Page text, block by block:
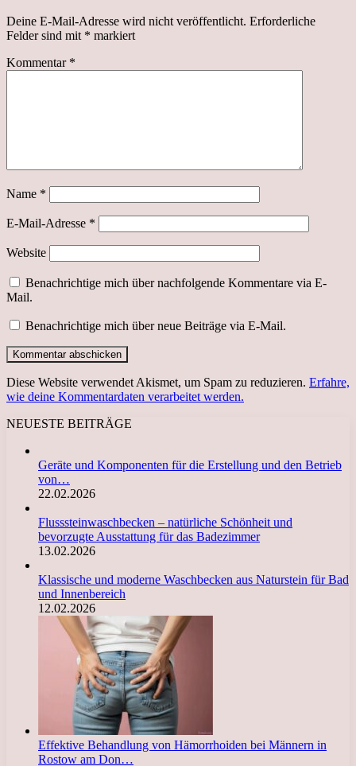
Deine E-Mail-Adresse wird nicht veröffentlicht. Erforderliche
Felder sind mit * markiert
Kommentar *
Name *
E-Mail-Adresse *
Website
Benachrichtige mich über nachfolgende Kommentare via E-
Mail.
Benachrichtige mich über neue Beiträge via E-Mail.
Diese Website verwendet Akismet, um Spam zu reduzieren. Erfahre,
wie deine Kommentardaten verarbeitet werden.
NEUESTE BEITRÄGE
Geräte und Komponenten für die Erstellung und den Betrieb
von…
22.02.2026
Flusssteinwaschbecken – natürliche Schönheit und
bevorzugte Ausstattung für das Badezimmer
13.02.2026
Klassische und moderne Waschbecken aus Naturstein für Bad
und Innenbereich
12.02.2026
Effektive Behandlung von Hämorrhoiden bei Männern in
Rostow am Don…